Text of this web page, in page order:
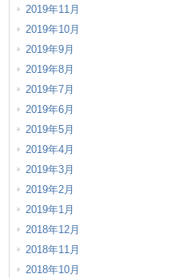
2019年11月
2019年10月
2019年9月
2019年8月
2019年7月
2019年6月
2019年5月
2019年4月
2019年3月
2019年2月
2019年1月
2018年12月
2018年11月
2018年10月